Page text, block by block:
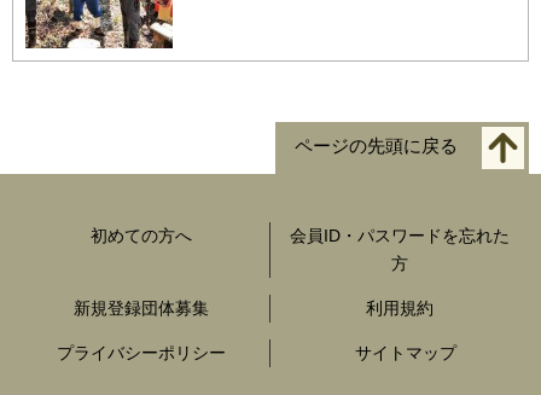
ページの先頭に戻る
初めての方へ
会員ID・パスワードを忘れた
方
新規登録団体募集 利用規約
プライバシーポリシー サイトマップ